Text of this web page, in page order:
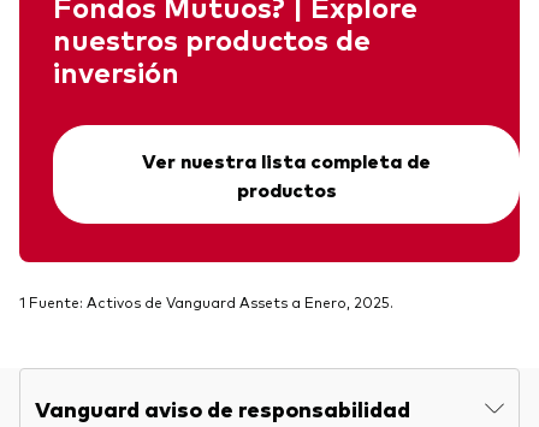
nuestros productos de
inversión
Ver nuestra lista completa de
productos
1 Fuente: Activos de Vanguard Assets a Enero, 2025.
Vanguard aviso de responsabilidad